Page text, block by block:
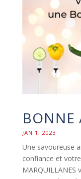
BONNE
JAN 1, 2023
Une savoureuse
confiance et
MARQUILLANES